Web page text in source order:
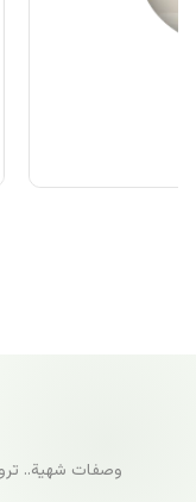
وصفات شهية..